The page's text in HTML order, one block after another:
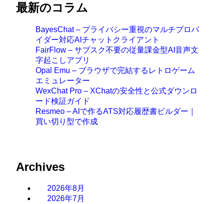
最新のコラム
BayesChat – プライバシー重視のマルチプロバ
イダー対応AIチャットクライアント
FairFlow – サブスク不要の従量課金型AI音声文
字起こしアプリ
Opal Emu – ブラウザで完結するレトロゲーム
エミュレーター
WexChat Pro – XChatの安全性と公式ダウンロ
ード検証ガイド
Resmeo – AIで作るATS対応履歴書ビルダー｜
買い切り型で作成
Archives
2026年8月
2026年7月